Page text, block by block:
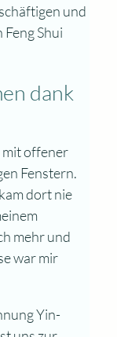
und
Shui
dank
mit offener
Fenstern.
dort nie
mehr und
war mir
Yin-